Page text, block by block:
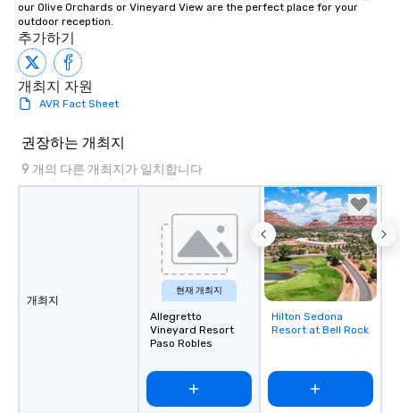
our Olive Orchards or Vineyard View are the perfect place for your
outdoor reception.
추가하기
개최지 자원
AVR Fact Sheet
권장하는 개최지
9 개의 다른 개최지가 일치합니다
개최지
현재 개최지
Allegretto
Vineyard Resort
Paso Robles
Removed from
favorites
Hilton Sedona
Resort at Bell Rock